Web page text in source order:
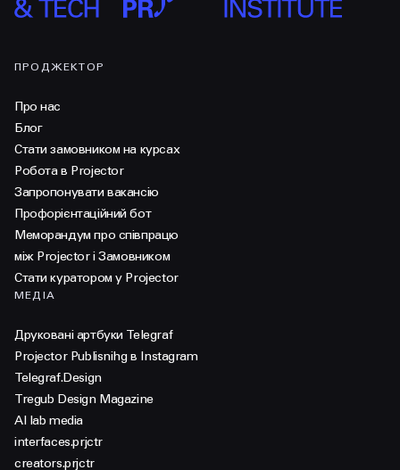
ПРОДЖЕКТОР
Про нас
Блог
Стати замовником на курсах
Робота в Projector
Запропонувати вакансію
Профорієнтаційний бот
Меморандум про співпрацю
між Projector і Замовником
Стати куратором у Projector
МЕДІА
Друковані артбуки Telegraf
Projector Publisnihg в Instagram
Telegraf.Design
Tregub Design Magazine
AI lab media
interfaces.prjctr
creators.prjctr